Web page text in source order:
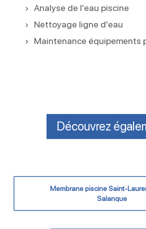
Analyse de l'eau piscine
Nettoyage ligne d'eau
Maintenance équipements
Découvrez
Membrane piscine Saint-
Salanque